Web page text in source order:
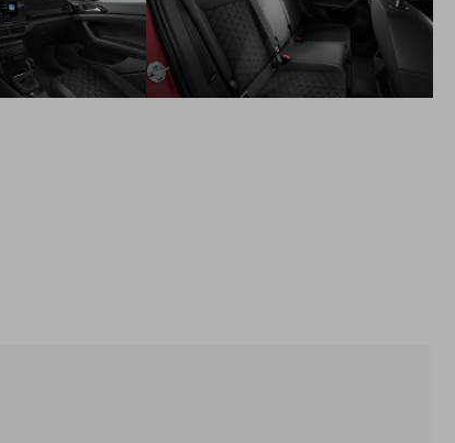
Assist dynamická regulácia diaľkových svetiel s tieňovaním
premávky - LED osvetlenie mriežky chladiča - LED zadné
svetlá s dynamickými smerovkami
Balík Svetlá Viditeľnosť - Automaticky stmievateľné vnútorné